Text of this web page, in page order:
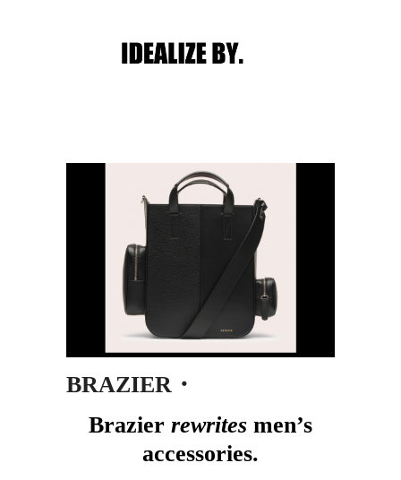
BRAZIER・
Brazier rewrites men’s
accessories.